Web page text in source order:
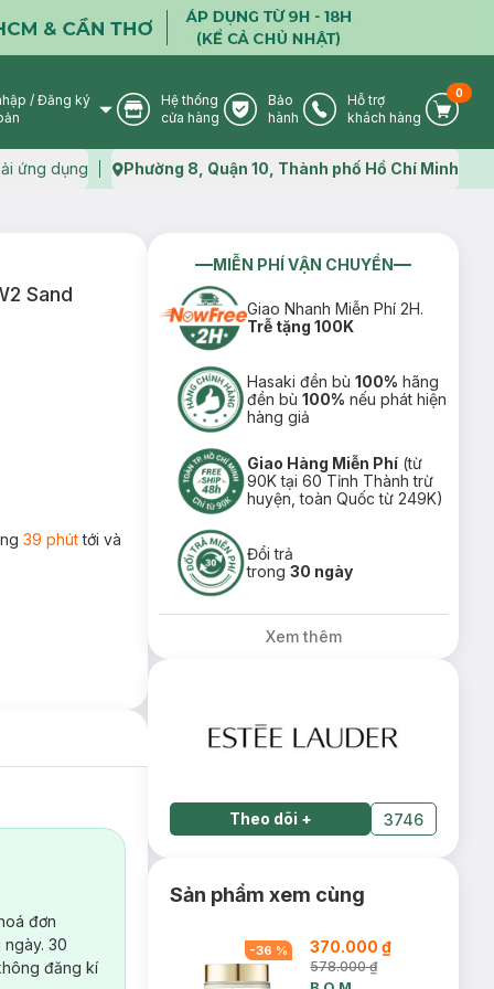
User Icon
/ Đăng ký
Store Icon
Hệ thống
cửa hàng
Warranty Icon
Bảo
hành
Phone Icon
Hỗ trợ
khách hàng
Cart
0
ứng dụng Map icon
Phường 8, Quận 10, Thành phố Hồ Chí Minh
Sand
39 phúttới và
đơn
30
đăng kí
MIỄN PHÍ VẬN CHUYỂN
Giao Nhanh Miễn Phí 2H.
Trễ tặng 100K
Hasaki đền bù100% hãng
đền bù100% nếu phát hiện
hàng giả
Giao Hàng Miễn Phí (từ
90K tại 60 Tỉnh Thành trừ
huyện, toàn Quốc từ 249K)
Đổi trả
trong30 ngày
Xem thêm
Theo dõi + 3746
Sản phẩm xem cùng
-36 % 370.000 ₫
578.000 ₫